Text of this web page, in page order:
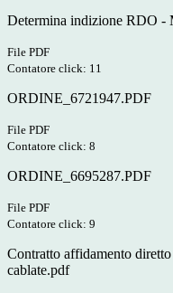
Determina indizione RDO -
File PDF
Contatore click: 11
ORDINE_6721947.PDF
File PDF
Contatore click: 8
ORDINE_6695287.PDF
File PDF
Contatore click: 9
Contratto affidamento
cablate.pdf